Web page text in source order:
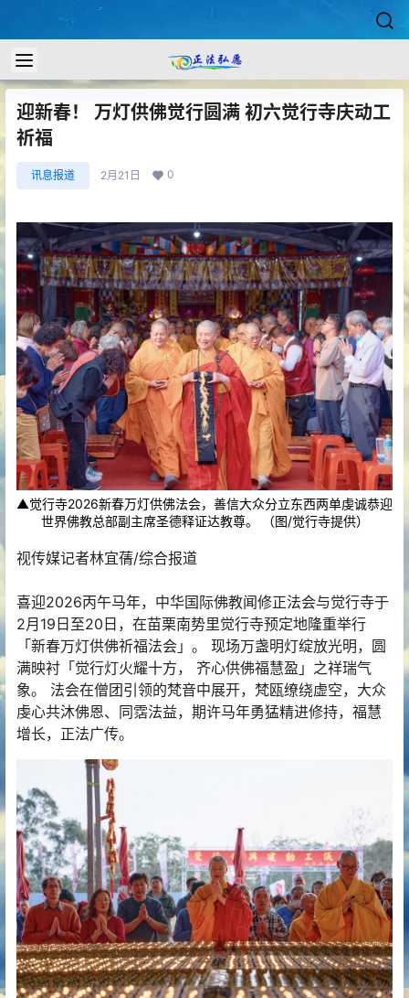
迎新春！ 万灯供佛觉行圆满 初六觉行寺庆动工
祈福
讯息报道 2月21日 0
▲觉行寺2026新春万灯供佛法会，善信大众分立东西两单虔诚恭迎
世界佛教总部副主席圣德释证达教尊。 （图/觉行寺提供）
视传媒记者林宜蒨/综合报道
喜迎2026丙午马年，中华国际佛教闻修正法会与觉行寺于
2月19日至20日，在苗栗南势里觉行寺预定地隆重举行
「新春万灯供佛祈福法会」。 现场万盏明灯绽放光明，圆
满映衬「觉行灯火耀十方， 齐心供佛福慧盈」之祥瑞气
象。 法会在僧团引领的梵音中展开，梵瓯缭绕虚空，大众
虔心共沐佛恩、同霑法益，期许马年勇猛精进修持，福慧
增长，正法广传。